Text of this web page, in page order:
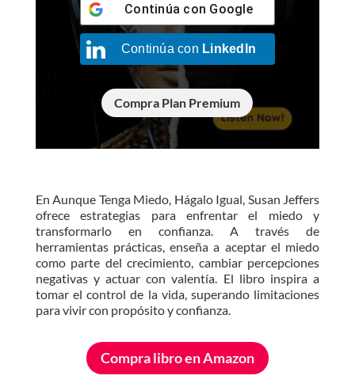
Continúa con Google
Continúa con LinkedIn
Compra Plan Premium
En Aunque Tenga Miedo, Hágalo Igual, Susan Jeffers
ofrece estrategias para enfrentar el miedo y
transformarlo en confianza. A través de
herramientas prácticas, enseña a aceptar el miedo
como parte del crecimiento, cambiar percepciones
negativas y actuar con valentía. El libro inspira a
tomar el control de la vida, superando limitaciones
para vivir con propósito y confianza.
Compra libro en Amazon